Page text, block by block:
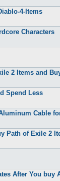
4-Items
Characters
2 Items and
Spend Less
Cable
Path of Exile 2
After You buy